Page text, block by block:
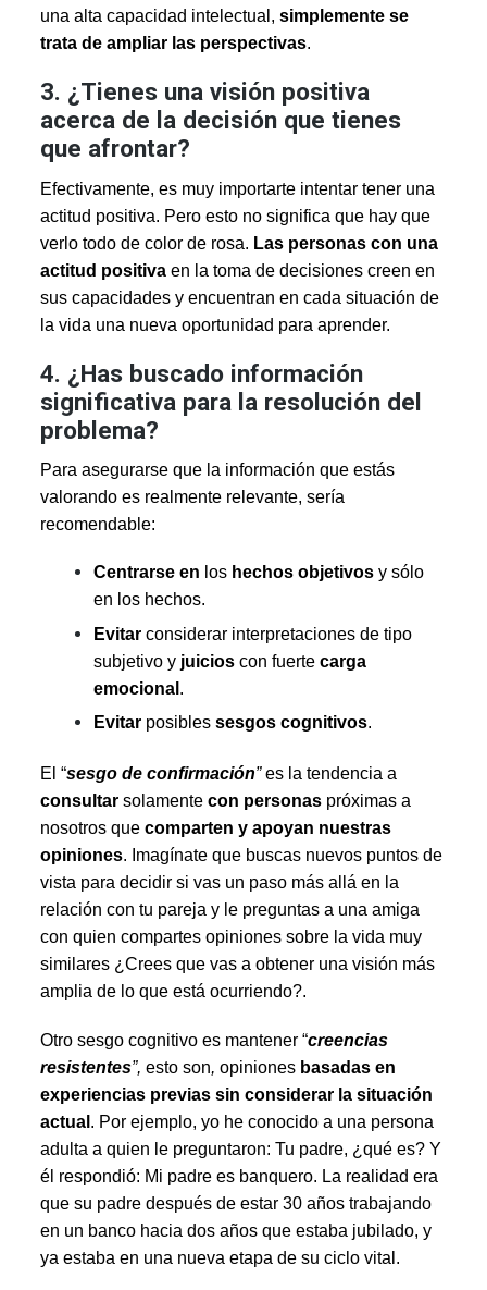
una alta capacidad intelectual,simplemente se
trata de ampliar las perspectivas.
3. ¿Tienes una visión positiva
acerca de la decisión que tienes
que afrontar?
Efectivamente, es muy importarte intentar tener una
actitud positiva. Pero esto no significa que hay que
verlo todo de color de rosa. Las personas con una
actitud positiva en la toma de decisiones creen en
sus capacidades y encuentran en cada situación de
la vida una nueva oportunidad para aprender.
4. ¿Has buscado información
significativa para la resolución del
problema?
Para asegurarse que la información que estás
valorando es realmente relevante, sería
recomendable:
Centrarse en los hechos objetivos y sólo
en los hechos.
Evitar considerar interpretaciones de tipo
subjetivo y juicios con fuertecarga
emocional .
Evitar posiblessesgos cognitivos.
El “sesgo de confirmación”es la tendencia a
consultar solamentecon personas próximas a
nosotros que comparten y apoyan nuestras
opiniones. Imagínate que buscas nuevos puntos de
vista para decidir si vas un paso más allá en la
relación con tu pareja y le preguntas a una amiga
con quien compartes opiniones sobre la vida muy
similares ¿Crees que vas a obtener una visión más
amplia de lo que está ocurriendo?.
Otro sesgo cognitivo es mantener “creencias
resistentes”, esto son, opiniones basadas en
experiencias previas sin considerar la situación
actual . Por ejemplo, yo he conocido a una persona
adulta a quien le preguntaron: Tu padre, ¿qué es? Y
él respondió: Mi padre es banquero. La realidad era
que su padre después de estar 30 años trabajando
en un banco hacia dos años que estaba jubilado, y
ya estaba en una nueva etapa de su ciclo vital.